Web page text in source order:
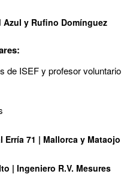
Azul y Rufino Domínguez
de ISEF y profesor voluntario
71 | Mallorca y Mataojo
| Ingeniero R.V. Mesures